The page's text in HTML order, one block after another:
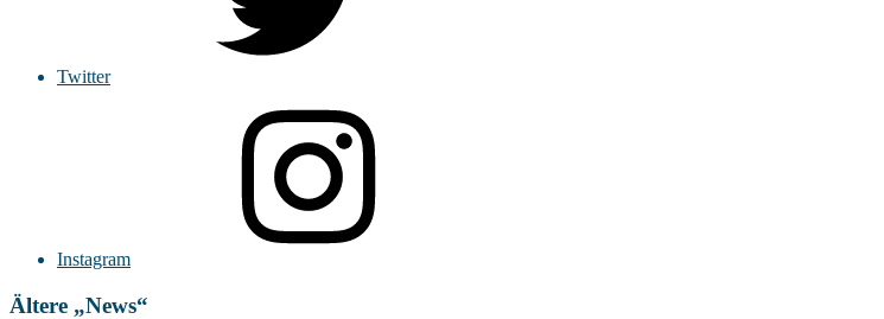
Twitter
Instagram
Ältere „News“